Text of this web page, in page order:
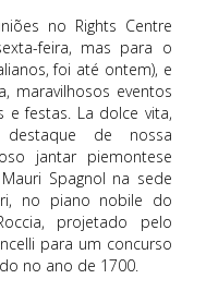
no Rights Centre
feira, mas para o
foi até ontem), e
maravilhosos eventos
e festas. La dolce vita,
de nossa
jantar piemontese
Spagnol na sede
no piano nobile do
projetado pelo
para um concurso
no ano de 1700.